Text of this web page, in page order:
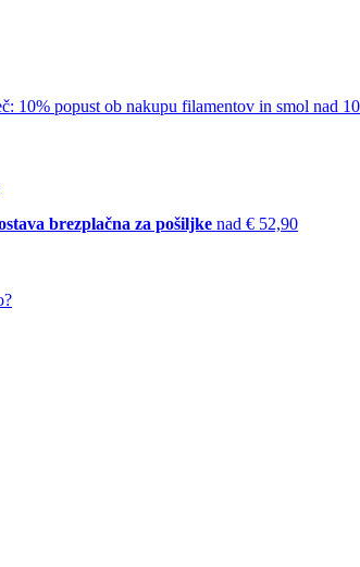
10% popust ob nakupu filamentov in smol nad
brezplačna za pošiljke nad € 52,90